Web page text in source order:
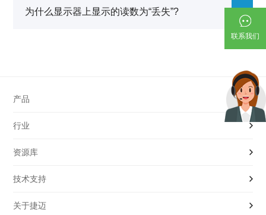
故障安全模式。在故障安全模式下，UCL-210会提供22mA
电流输出。一旦再次检测到信号，LED灯会再次点亮，同时
为什么显示器上显示的读数为“丢失”?
议：拆下储罐内的传感器，通过手动操作，使信号从平整
表面或液体反射，对传感器进行测试。如果装置的距离读
2.检查传感器底部是否未完全安装进储罐。例如将传感器安
10"隐藏在法兰内，这种时候从竖管内获得回波是很困难
3.检查信号是否超出范围：液位与传感器间的距离大于传感
产品
液位开关|传感器
压力开关|传感器
流量开关|传感器
电磁阀
行业
工程机械
氢能及燃料电池
光伏与半导体
资源库
产品样本
行业解决方案
技术支持
OEM制造服务
关于捷迈
联系我们